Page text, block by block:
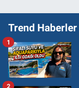
Trend Haberler
1
2